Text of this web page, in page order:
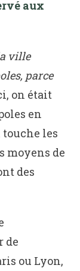
aux
ville
parce
on était
en
touche les
moyens de
des
de
ou Lyon,